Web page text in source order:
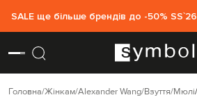
SALE ще більше брендів до -50% SS`26
Головна Жінкам Alexander Wang Взуття Мюлі